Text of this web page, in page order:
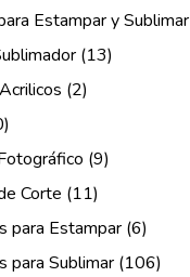
Estampar y Sublimar
(13)
(2)
(9)
Corte (11)
para Estampar (6)
para Sublimar (106)